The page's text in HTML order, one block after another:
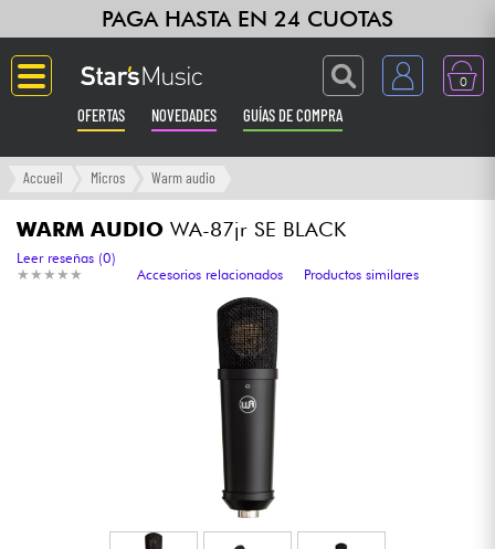
PAGA HASTA EN 24 CUOTAS
0
OFERTAS NOVEDADES GUÍAS DE COMPRA
Langue
Guitarras & Bajos
Ampli & Efectos
Sintetizadores & samplers
Accueil Micros Warm audio
WARM AUDIO WA-87jr SE BLACK
★ ★ ★ ★ ★
★ ★ ★ ★ ★
Leer reseñas (0)
Accesorios relacionados
Productos similares